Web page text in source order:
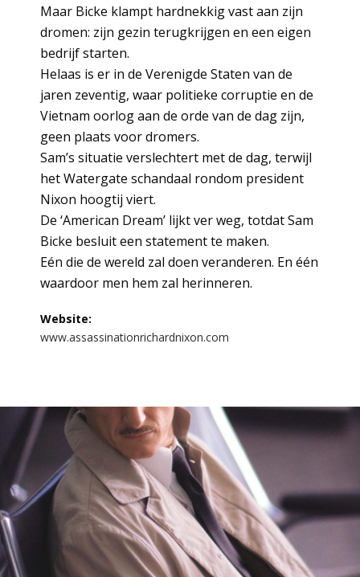
Maar Bicke klampt hardnekkig vast aan zijn
dromen: zijn gezin terugkrijgen en een eigen
bedrijf starten.
Helaas is er in de Verenigde Staten van de
jaren zeventig, waar politieke corruptie en de
Vietnam oorlog aan de orde van de dag zijn,
geen plaats voor dromers.
Sam’s situatie verslechtert met de dag, terwijl
het Watergate schandaal rondom president
Nixon hoogtij viert.
De ‘American Dream’ lijkt ver weg, totdat Sam
Bicke besluit een statement te maken.
Eén die de wereld zal doen veranderen. En één
waardoor men hem zal herinneren.
Website:
www.assassinationrichardnixon.com